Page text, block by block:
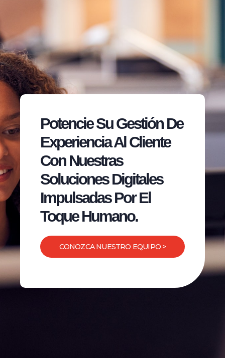
Potencie Su Gestión De
Experiencia Al Cliente
Con Nuestras
Soluciones Digitales
Impulsadas Por El
Toque Humano.
CONOZCA NUESTRO EQUIPO >